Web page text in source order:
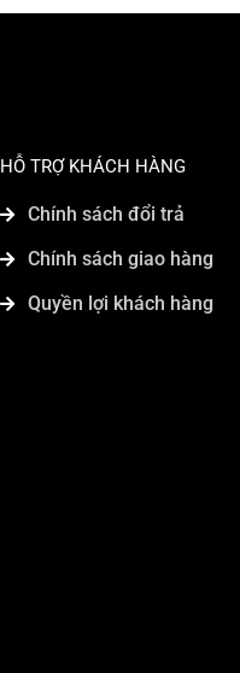
HỖ TRỢ KHÁCH HÀNG
Chính sách đổi trả
Chính sách giao hàng
Quyền lợi khách hàng